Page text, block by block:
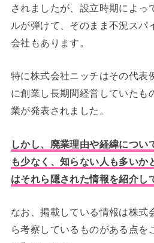
されましたが、設立時期によっ
ルが弾けて、そのまま不況スパ
会社もあります。
特に株式会社ニッチはその代表
に創業し長期間経営していたも
業が発表されました。
しかし、廃業理由や経緯につい
も少なく、知らない人も多いか
はそれら隠された情報を紹介し
なお、掲載している情報は株式
ら考察しているものがある点を